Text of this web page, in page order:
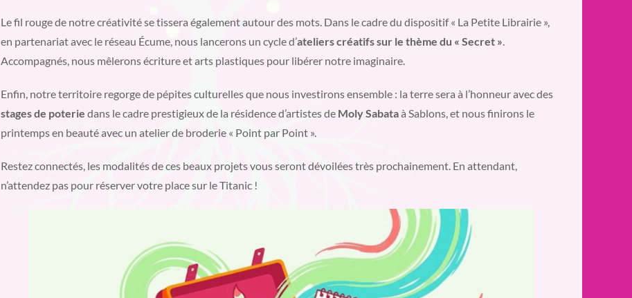
Le fil rouge de notre créativité se tissera également autour des mots. Dans le cadre du dispositif « La Petite Librairie »,
en partenariat avec le réseau Écume, nous lancerons un cycle d’ateliers créatifs sur le thème du « Secret »
Accompagnés, nous mêlerons écriture et arts plastiques pour libérer notre imaginaire.
Enfin, notre territoire regorge de pépites culturelles que nous investirons ensemble : la terre sera à l’honneur avec des
stages de poterie dans le cadre prestigieux de la résidence d’artistes de Moly Sabataà Sablons, et nous finirons le
printemps en beauté avec un atelier de broderie « Point par Point ».
Restez connectés, les modalités de ces beaux projets vous seront dévoilées très prochainement. En attendant,
n’attendez pas pour réserver votre place sur le Titanic !